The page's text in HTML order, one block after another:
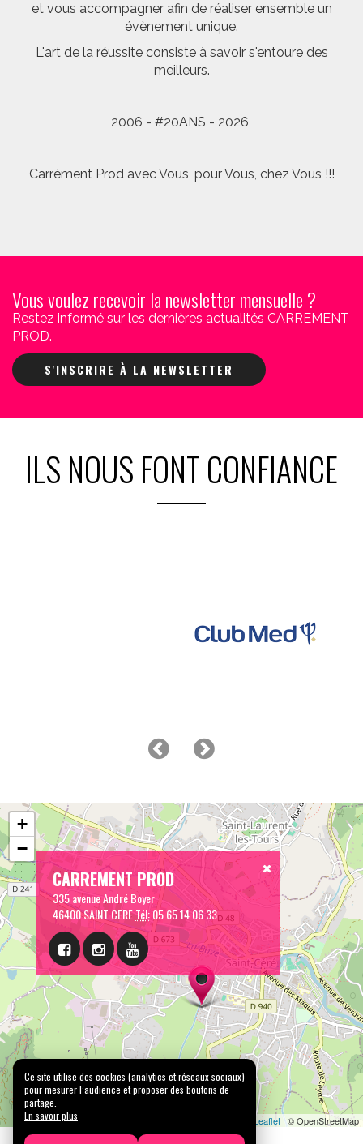
et vous accompagner afin de réaliser ensemble un
évènement unique.
L'art de la réussite consiste à savoir s'entoure des
meilleurs.
2006 - #20ANS - 2026
Carrément Prod avec Vous, pour Vous, chez Vous !!!
Vous voulez recevoir la newsletter mensuelle ?
Restez informé sur les dernières actualités CARREMENT
PROD.
S'INSCRIRE À LA NEWSLETTER
ILS NOUS FONT CONFIANCE
CARREMENT PROD
335 avenue André Boyer
46400 SAINT CERETél:05 65 14 06 33
+
−
Leaflet | © OpenStreetMap
Ce site utilise des cookies (analytics et réseaux sociaux)
pour mesurer l’audience et proposer des boutons de
partage.
En savoir plus